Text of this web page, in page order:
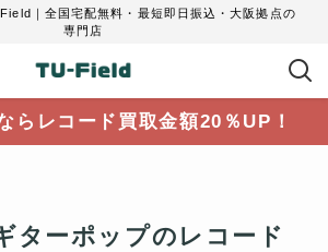
｜全国宅配無料・最短即日振込・大阪拠点の
専門店
らレコード買取金額20％UP！
ターポップのレコード